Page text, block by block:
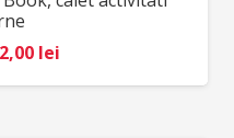
lei.
lei
curent